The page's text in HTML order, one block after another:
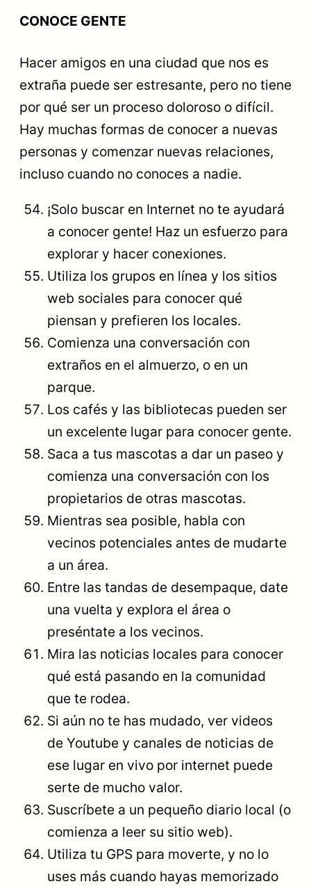
CONOCE GENTE
Hacer amigos en una ciudad que nos es
extraña puede ser estresante, pero no tiene
por qué ser un proceso doloroso o difícil.
Hay muchas formas de conocer a nuevas
personas y comenzar nuevas relaciones,
incluso cuando no conoces a nadie.
¡Solo buscar en Internet no te ayudará
a conocer gente! Haz un esfuerzo para
explorar y hacer conexiones.
Utiliza los grupos en línea y los sitios
web sociales para conocer qué
piensan y prefieren los locales.
Comienza una conversación con
extraños en el almuerzo, o en un
parque.
Los cafés y las bibliotecas pueden ser
un excelente lugar para conocer gente.
Saca a tus mascotas a dar un paseo y
comienza una conversación con los
propietarios de otras mascotas.
Mientras sea posible, habla con
vecinos potenciales antes de mudarte
a un área.
Entre las tandas de desempaque, date
una vuelta y explora el área o
preséntate a los vecinos.
Mira las noticias locales para conocer
qué está pasando en la comunidad
que te rodea.
Si aún no te has mudado, ver videos
de Youtube y canales de noticias de
ese lugar en vivo por internet puede
serte de mucho valor.
Suscríbete a un pequeño diario local (o
comienza a leer su sitio web).
Utiliza tu GPS para moverte, y no lo
uses más cuando hayas memorizado